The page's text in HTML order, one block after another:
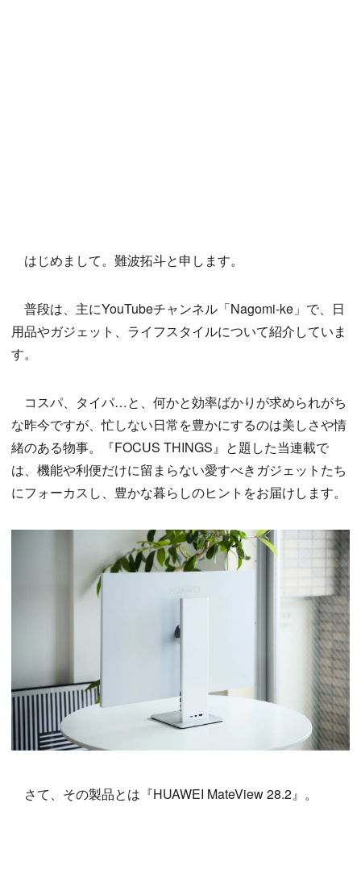
はじめまして。難波拓斗と申します。
普段は、主にYouTubeチャンネル「Nagomi-ke」で、日
用品やガジェット、ライフスタイルについて紹介していま
す。
コスパ、タイパ…と、何かと効率ばかりが求められがち
な昨今ですが、忙しない日常を豊かにするのは美しさや情
緒のある物事。『FOCUS THINGS』と題した当連載で
は、機能や利便だけに留まらない愛すべきガジェットたち
にフォーカスし、豊かな暮らしのヒントをお届けします。
さて、その製品とは『HUAWEI MateView 28.2』。